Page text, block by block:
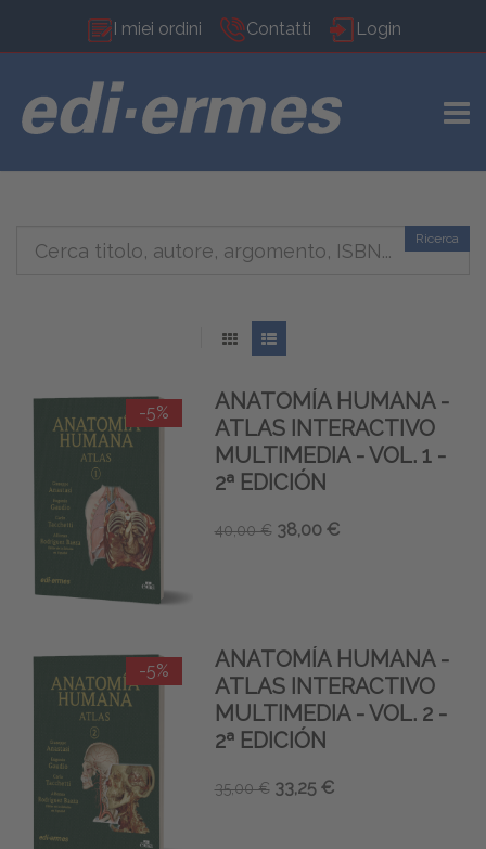
I miei ordini Contatti Login
Ricerca
-5%
ANATOMÍA HUMANA -
ATLAS INTERACTIVO
MULTIMEDIA - VOL. 1 -
2ª EDICIÓN
40,00 € 38,00 €
-5%
ANATOMÍA HUMANA -
ATLAS INTERACTIVO
MULTIMEDIA - VOL. 2 -
2ª EDICIÓN
35,00 € 33,25 €